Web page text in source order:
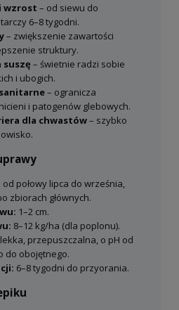
jak i w ogrodach
rzepiku na poplon
nie tylko w poprawie gleby,
w mieszankach roślinnych.
wykorzystywana jest w
na łąki kwietne oraz w
miododajnych, ponieważ
zapylające. Dodatkowo pełni
gatunków.
być wysiewany samodzielnie
z innymi roślinami, takimi
,gorczycaczyrośliny
, co dodatkowo zwiększa
biologiczną uprawy. Szybkie
oraz intensywny rozwój
wzrost – od siewu do
6–8 tygodni.
– zwiększenie zawartości
struktury.
suszę – świetnie radzi sobie
i ubogich.
– ogranicza
i patogenów glebowych.
dla chwastów– szybko
od połowy lipca do września,
zbiorach głównych.
1–2 cm.
8–12 kg/ha (dla poplonu).
lekka, przepuszczalna, o pH od
do obojętnego.
6–8 tygodni do przyorania.